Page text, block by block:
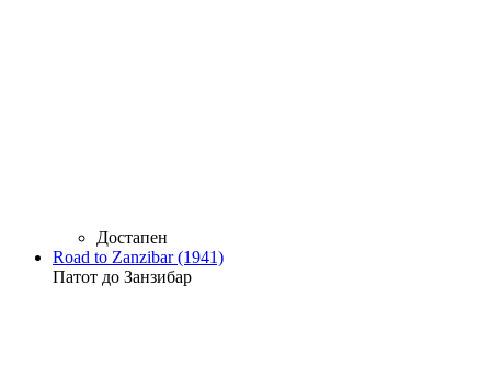
Достапен
Road to Zanzibar (1941)
Патот до Занзибар